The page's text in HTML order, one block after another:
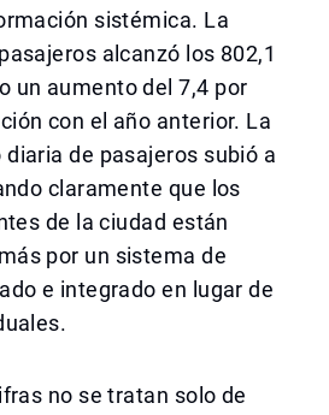
sistémica. La
alcanzó los 802,1
un aumento del 7,4 por
con el año anterior. La
de pasajeros subió a
claramente que los
de la ciudad están
por un sistema de
e integrado en lugar de
no se tratan solo de